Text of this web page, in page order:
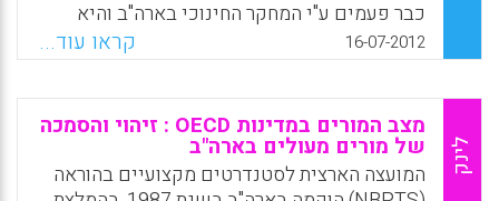
כבר פעמים ע"י המחקר החינוכי בארה"ב והיא
ממשיכה לעורר עניין גם היום לאור העובדה כי
יותר מורים בוחרים לעזוב את בית ספרם וללמד
במסגרות חינוכיות אחרות . הצפי הוא שמגמה זו
תגבר כי מורים שוב אינם רואים עצמם כפותים
לביה"ס אחד ויחיד בכל חייהם המקצועיים .
16-07-2012 קראו עוד...
לינק
מצב המורים במדינות OECD : זיהוי והסמכה
של מורים מעולים בארה"ב
המועצה הארצית לסטנדרטים מקצועיים בהוראה